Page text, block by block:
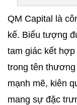
QM Capital là
kế. Biểu tượng
tam giác kết
trong tên
mạnh mẽ, kiên
mang sự đặc